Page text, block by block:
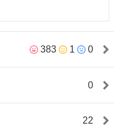
383 1 0
0
22